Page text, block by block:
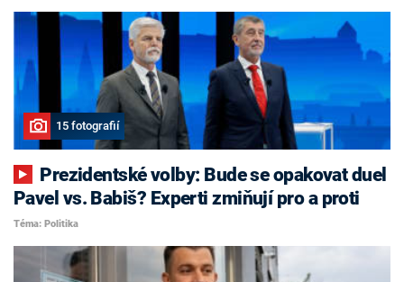
15 fotografií
Pavel vs. Babiš? Experti zmiňují pro a proti
Téma: Politika